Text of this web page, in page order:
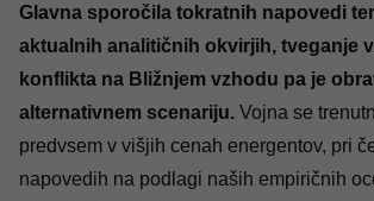
Glavna sporočila tokratnih napovedi
aktualnih analitičnih okvirjih, tveganje
konflikta na Bližnjem vzhodu pa je
alternativnem scenariju. Vojna se
predvsem v višjih cenah energentov, pri
napovedih na podlagi naših empiričnih